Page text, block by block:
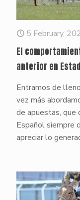
5 February,
El
anterior en
Entramos de
vez más
de apuestas, que
Español siempre
apreciar lo